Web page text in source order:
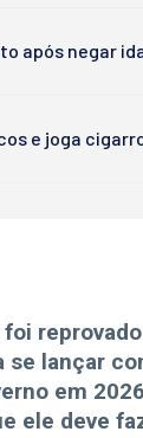
após negar
e joga
se lançar
em
ele deve